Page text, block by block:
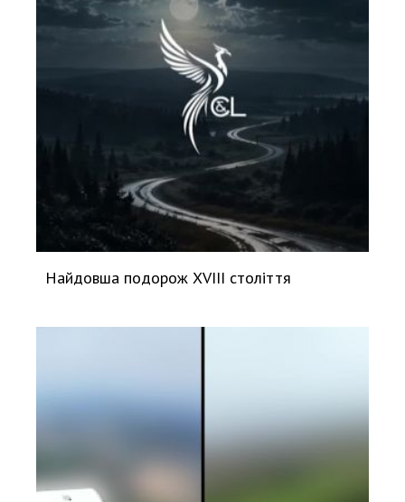
Найдовша подорож XVIII століття